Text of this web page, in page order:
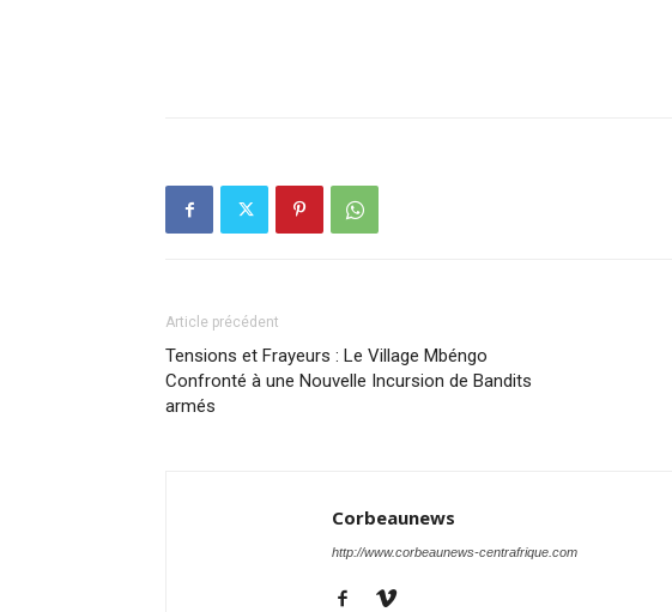
Article précédent
Tensions et Frayeurs : Le Village Mbéngo
Confronté à une Nouvelle Incursion de Bandits
armés
Corbeaunews
http://www.corbeaunews-centrafrique.com